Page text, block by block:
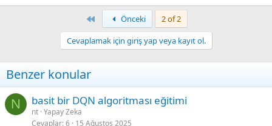
Önceki
2 of 2
Cevaplamak için giriş yap veya kayıt ol.
Benzer konular
N basit bir DQN algoritması eğitimi
nt Yapay Zeka
Cevaplar 6 15 Ağustos 2025